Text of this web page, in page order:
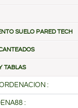
SUELO PARED TECH
TABLAS
:
: